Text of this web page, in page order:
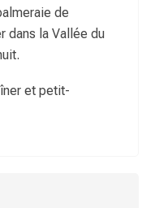
de
dans la Vallée du
et petit-